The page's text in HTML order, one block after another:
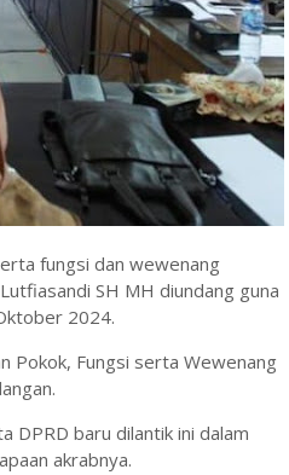
fungsi dan wewenang
SH MH diundang guna
2024.
Pokok, Fungsi serta Wewenang
DPRD baru dilantik ini dalam
akrabnya.